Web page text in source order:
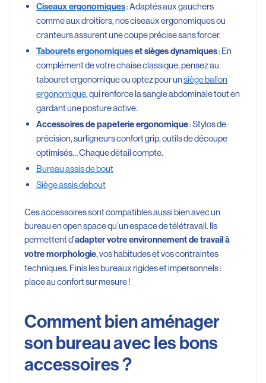
Ciseaux ergonomiques: Adaptés aux gauchers
comme aux droitiers, nos ciseaux ergonomiques ou
cranteurs assurent une coupe précise sans forcer.
Tabourets ergonomiqueset sièges dynamiques: En
complément de votre chaise classique, pensez au
tabouret ergonomique ou optez pour unsiège ballon
ergonomique, qui renforce la sangle abdominale tout en
gardant une posture active.
Accessoires de papeterie ergonomique: Stylos de
précision, surligneurs confort grip, outils de découpe
optimisés… Chaque détail compte.
Bureau assis de bout
Siège assis debout
Ces accessoires sont compatibles aussi bien avec un
bureau en open space qu’un espace de télétravail. Ils
permettent d’adapter votre environnement de travail à
votre morphologie, vos habitudes et vos contraintes
techniques. Finis les bureaux rigides et impersonnels :
place au confort sur mesure !
Comment bien aménager
son bureau avec les bons
accessoires ?